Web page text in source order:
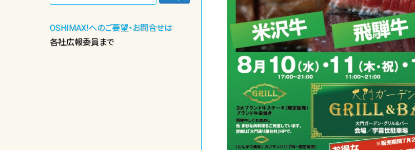
OSHIMAX!へのご要望・お問合せは
各社広報委員まで